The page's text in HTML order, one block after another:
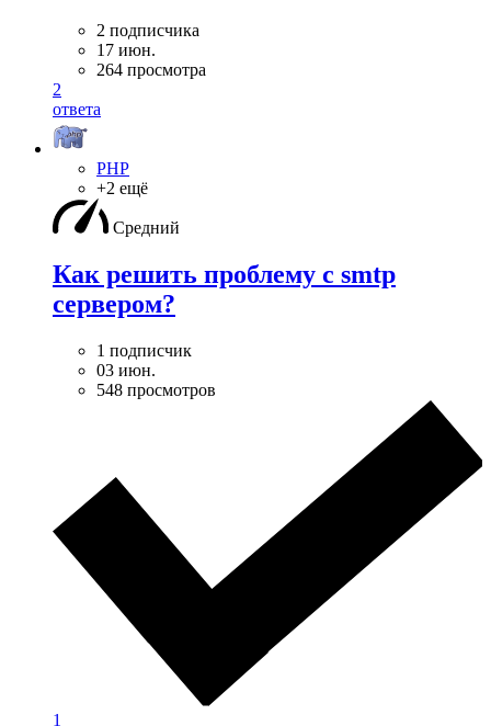
2 подписчика
17 июн.
264 просмотра
2
ответа
PHP
+2 ещё
Средний
Как решить проблему с smtp
сервером?
1 подписчик
03 июн.
548 просмотров
1